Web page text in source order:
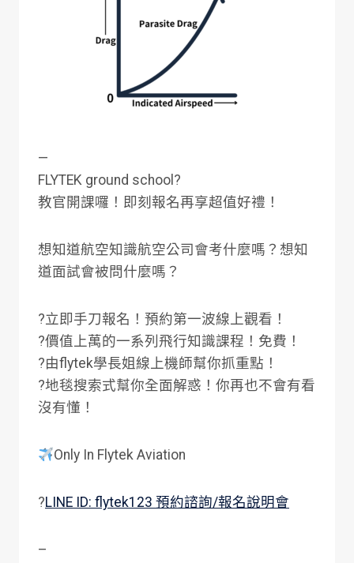
—
FLYTEK ground school?
教官開課囉！即刻報名再享超值好禮！
想知道航空知識航空公司會考什麼嗎？想知
道面試會被問什麼嗎？
?立即手刀報名！預約第一波線上觀看！
?價值上萬的一系列飛行知識課程！免費！
?由flytek學長姐線上機師幫你抓重點！
?地毯搜索式幫你全面解惑！你再也不會有看
沒有懂！
Only In Flytek Aviation
?LINE ID: flytek123 預約諮詢/報名說明會
–